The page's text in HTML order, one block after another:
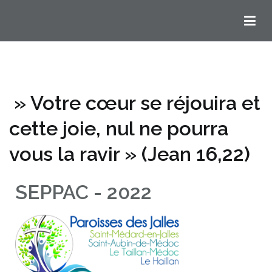
» Votre cœur se réjouira et
cette joie, nul ne pourra
vous la ravir » (Jean 16,22)
SEPPAC - 2022